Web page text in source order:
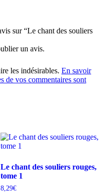
sur “Le chant des souliers
un avis.
les indésirables. En savoir
de vos commentaires sont
Le chant des souliers rouges,
tome 1
8,29€